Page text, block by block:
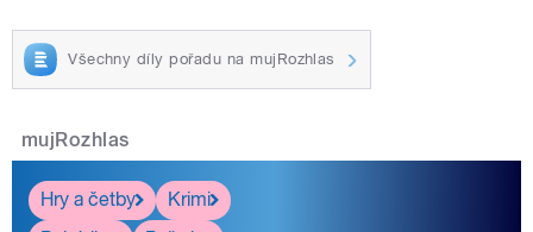
Všechny díly pořadu na mujRozhlas
mujRozhlas
Hry a četby
Krimi